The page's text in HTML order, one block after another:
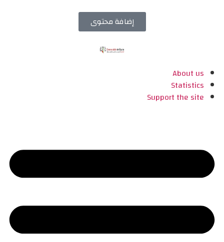
إضافة محتوى
About us
Statistics
Support the site